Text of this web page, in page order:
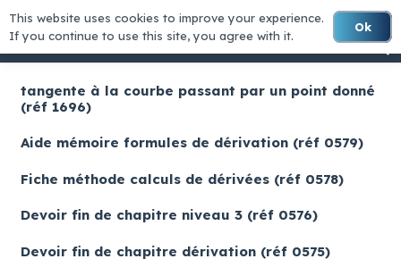
MATHS-LYCEE
tangente à la courbe passant par un point donné
(réf 1696)
Aide mémoire formules de dérivation (réf 0579)
Fiche méthode calculs de dérivées (réf 0578)
Devoir fin de chapitre niveau 3 (réf 0576)
Devoir fin de chapitre dérivation (réf 0575)
This website uses cookies to improve your experience.
If you continue to use this site, you agree with it.
Ok